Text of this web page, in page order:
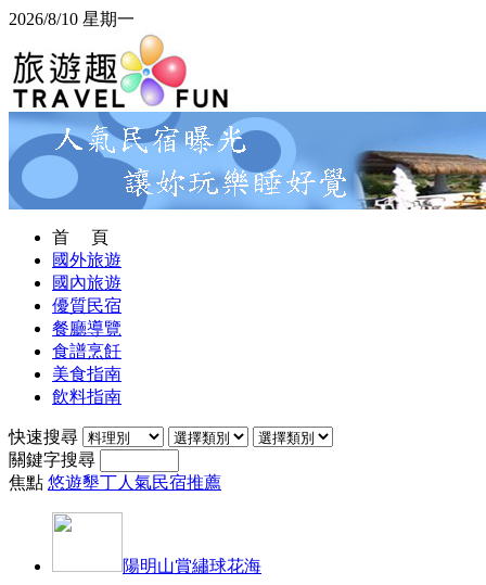
2026/8/10 星期一
首 頁
國外旅遊
國內旅遊
優質民宿
餐廳導覽
食譜烹飪
美食指南
飲料指南
快速搜尋
關鍵字搜尋
焦點 悠遊墾丁人氣民宿推薦
陽明山賞繡球花海